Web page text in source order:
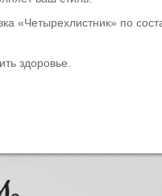
«Четырехлистник» по
здоровье.